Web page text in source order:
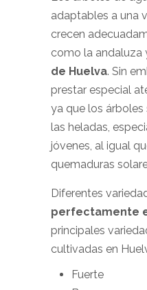
adaptables a una
crecen
como la andaluza
de Huelva. Sin
prestar especial
ya que los
las heladas,
jóvenes, al igual
quemaduras
Diferentes
perfectamente
principales
cultivadas en
Fuerte